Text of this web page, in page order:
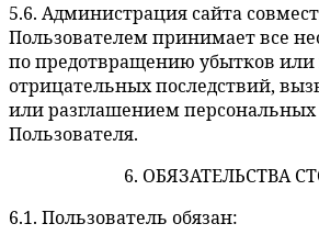
5.6. Администрация сайта
Пользователем принимает все
по предотвращению убытков
отрицательных последствий,
или разглашением
Пользователя.
6. ОБЯЗАТЕЛЬСТВА
6.1. Пользователь обязан: